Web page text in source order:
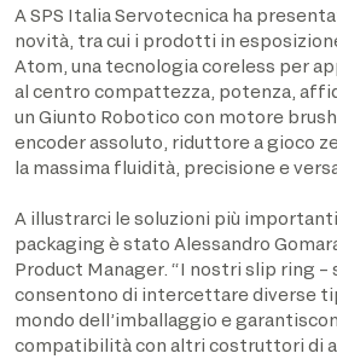
A SPS Italia Servotecnica ha
novità, tra cui i prodotti in
Atom, una tecnologia coreless per
al centro compattezza, potenza,
un Giunto Robotico con motore
encoder assoluto, riduttore a gioco
la massima fluidità, precisione e
A illustrarci le soluzioni più
packaging è stato Alessandro
Product Manager. “I nostri slip ring –
consentono di intercettare diverse
mondo dell’imballaggio e
compatibilità con altri costruttori di